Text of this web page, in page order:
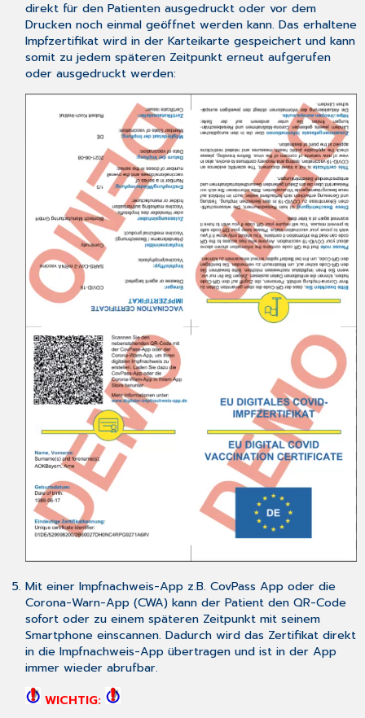
direkt für den Patienten ausgedruckt oder vor dem
Drucken noch einmal geöffnet werden kann. Das erhaltene
Impfzertifikat wird in der Karteikarte gespeichert und kann
somit zu jedem späteren Zeitpunkt erneut aufgerufen
oder ausgedruckt werden:
Mit einer Impfnachweis-App z.B. CovPass App oder die
Corona-Warn-App (CWA) kann der Patient den QR-Code
sofort oder zu einem späteren Zeitpunkt mit seinem
Smartphone einscannen. Dadurch wird das Zertifikat direkt
in die Impfnachweis-App übertragen und ist in der App
immer wieder abrufbar.
WICHTIG: